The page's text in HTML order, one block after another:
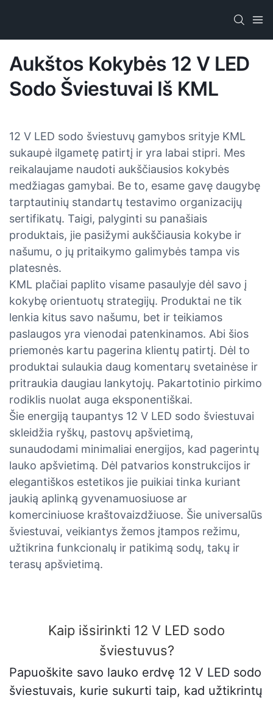
Aukštos Kokybės 12 V LED
Sodo Šviestuvai Iš KML
12 V LED sodo šviestuvų gamybos srityje KML
sukaupė ilgametę patirtį ir yra labai stipri. Mes
reikalaujame naudoti aukščiausios kokybės
medžiagas gamybai. Be to, esame gavę daugybę
tarptautinių standartų testavimo organizacijų
sertifikatų. Taigi, palyginti su panašiais
produktais, jie pasižymi aukščiausia kokybe ir
našumu, o jų pritaikymo galimybės tampa vis
platesnės.
KML plačiai paplito visame pasaulyje dėl savo į
kokybę orientuotų strategijų. Produktai ne tik
lenkia kitus savo našumu, bet ir teikiamos
paslaugos yra vienodai patenkinamos. Abi šios
priemonės kartu pagerina klientų patirtį. Dėl to
produktai sulaukia daug komentarų svetainėse ir
pritraukia daugiau lankytojų. Pakartotinio pirkimo
rodiklis nuolat auga eksponentiškai.
Šie energiją taupantys 12 V LED sodo šviestuvai
skleidžia ryškų, pastovų apšvietimą,
sunaudodami minimaliai energijos, kad pagerintų
lauko apšvietimą. Dėl patvarios konstrukcijos ir
elegantiškos estetikos jie puikiai tinka kuriant
jaukią aplinką gyvenamuosiuose ar
komerciniuose kraštovaizdžiuose. Šie universalūs
šviestuvai, veikiantys žemos įtampos režimu,
užtikrina funkcionalų ir patikimą sodų, takų ir
terasų apšvietimą.
Kaip išsirinkti 12 V LED sodo
šviestuvus?
Papuoškite savo lauko erdvę 12 V LED sodo
šviestuvais, kurie sukurti taip, kad užtikrintų